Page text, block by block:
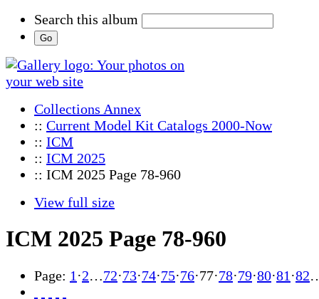
Search this album
Collections Annex
:: Current Model Kit Catalogs 2000-Now
:: ICM
:: ICM 2025
:: ICM 2025 Page 78-960
View full size
ICM 2025 Page 78-960
Page: 1 ·2…72·73·74·75·76·77·78·79·80·81 ·82